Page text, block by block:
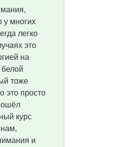
у многих
легко
это
на
тоже
это просто
курс
и